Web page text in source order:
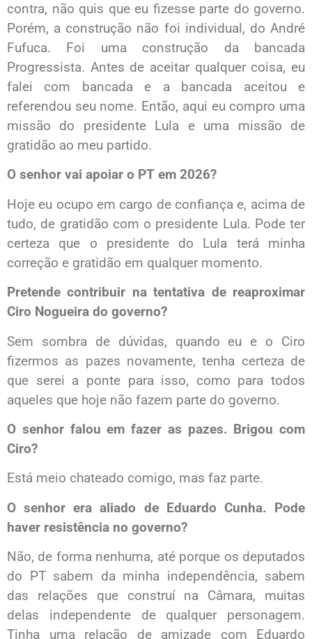
contra, não quis que eu fizesse parte do governo.
Porém, a construção não foi individual, do André
Fufuca. Foi uma construção da bancada
Progressista. Antes de aceitar qualquer coisa, eu
falei com bancada e a bancada aceitou e
referendou seu nome. Então, aqui eu compro uma
missão do presidente Lula e uma missão de
gratidão ao meu partido.
O senhor vai apoiar o PT em 2026?
Hoje eu ocupo em cargo de confiança e, acima de
tudo, de gratidão com o presidente Lula. Pode ter
certeza que o presidente do Lula terá minha
correção e gratidão em qualquer momento.
Pretende contribuir na tentativa de reaproximar
Ciro Nogueira do governo?
Sem sombra de dúvidas, quando eu e o Ciro
fizermos as pazes novamente, tenha certeza de
que serei a ponte para isso, como para todos
aqueles que hoje não fazem parte do governo.
O senhor falou em fazer as pazes. Brigou com
Ciro?
Está meio chateado comigo, mas faz parte.
O senhor era aliado de Eduardo Cunha. Pode
haver resistência no governo?
Não, de forma nenhuma, até porque os deputados
do PT sabem da minha independência, sabem
das relações que construí na Câmara, muitas
delas independente de qualquer personagem.
Tinha uma relação de amizade com Eduardo